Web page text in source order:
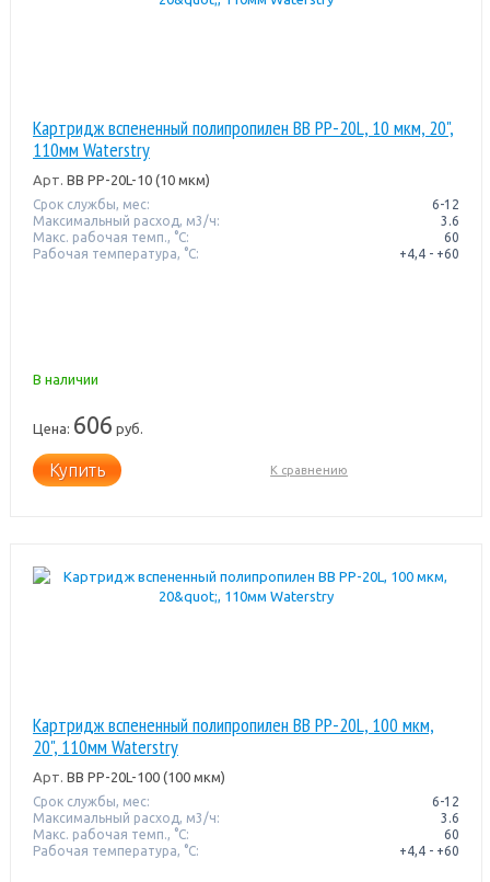
Картридж вспененный полипропилен BB PP-20L, 10 мкм, 20",
110мм Waterstry
Арт. BB PP-20L-10 (10 мкм)
Срок службы, мес:
6-12
Максимальный расход, м3/ч:
3.6
Макс. рабочая темп., °С:
60
Рабочая температура, °C:
+4,4 - +60
В наличии
Цена: 606 руб.
Купить К сравнению
Картридж вспененный полипропилен BB PP-20L, 100 мкм,
20", 110мм Waterstry
Арт. BB PP-20L-100 (100 мкм)
Срок службы, мес:
6-12
Максимальный расход, м3/ч:
3.6
Макс. рабочая темп., °С:
60
Рабочая температура, °C:
+4,4 - +60